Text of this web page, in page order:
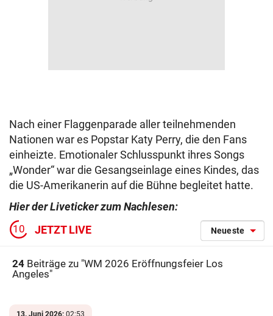
Nach einer Flaggenparade aller teilnehmenden
Nationen war es Popstar Katy Perry, die den Fans
einheizte. Emotionaler Schlusspunkt ihres Songs
„Wonder“ war die Gesangseinlage eines Kindes, das
die US-Amerikanerin auf die Bühne begleitet hatte.
Hier der Liveticker zum Nachlesen:
9 JETZT LIVE Neueste
24 Beiträge zu "WM 2026 Eröffnungsfeier Los
Angeles"
13. Juni 2026; 02:53